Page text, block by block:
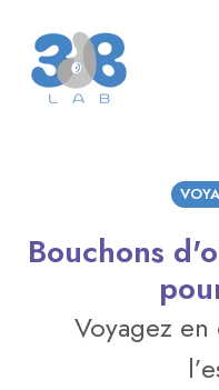
Bouchons
Voyagez